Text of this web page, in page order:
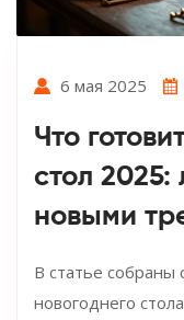
6 мая 2025
Что
стол
новыми
В статье собраны
новогоднего